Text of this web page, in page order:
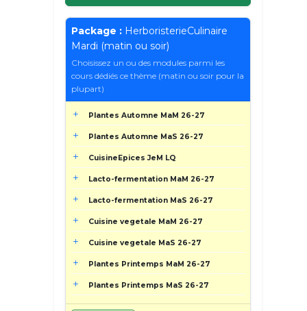
Package : HerboristerieCulinaire
Mardi (matin ou soir)
Choisissez un ou des modules parmi les
cours dédiés ce thème (matin ou soir pour la
plupart)
Plantes Automne MaM 26-27
Plantes Automne MaS 26-27
CuisineEpices JeM LQ
Lacto-fermentation MaM 26-27
Lacto-fermentation MaS 26-27
Cuisine vegetale MaM 26-27
Cuisine vegetale MaS 26-27
Plantes Printemps MaM 26-27
Plantes Printemps MaS 26-27